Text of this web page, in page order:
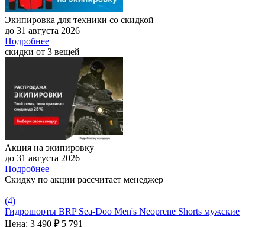
Экипировка для техники со скидкой
до 31 августа 2026
Подробнее
скидки от 3 вещей
Акция на экипировку
до 31 августа 2026
Подробнее
Скидку по акции рассчитает менеджер
(4)
Гидрошорты BRP Sea-Doo Men's Neoprene Shorts мужские
Цена: 3 490 ₽ 5 791